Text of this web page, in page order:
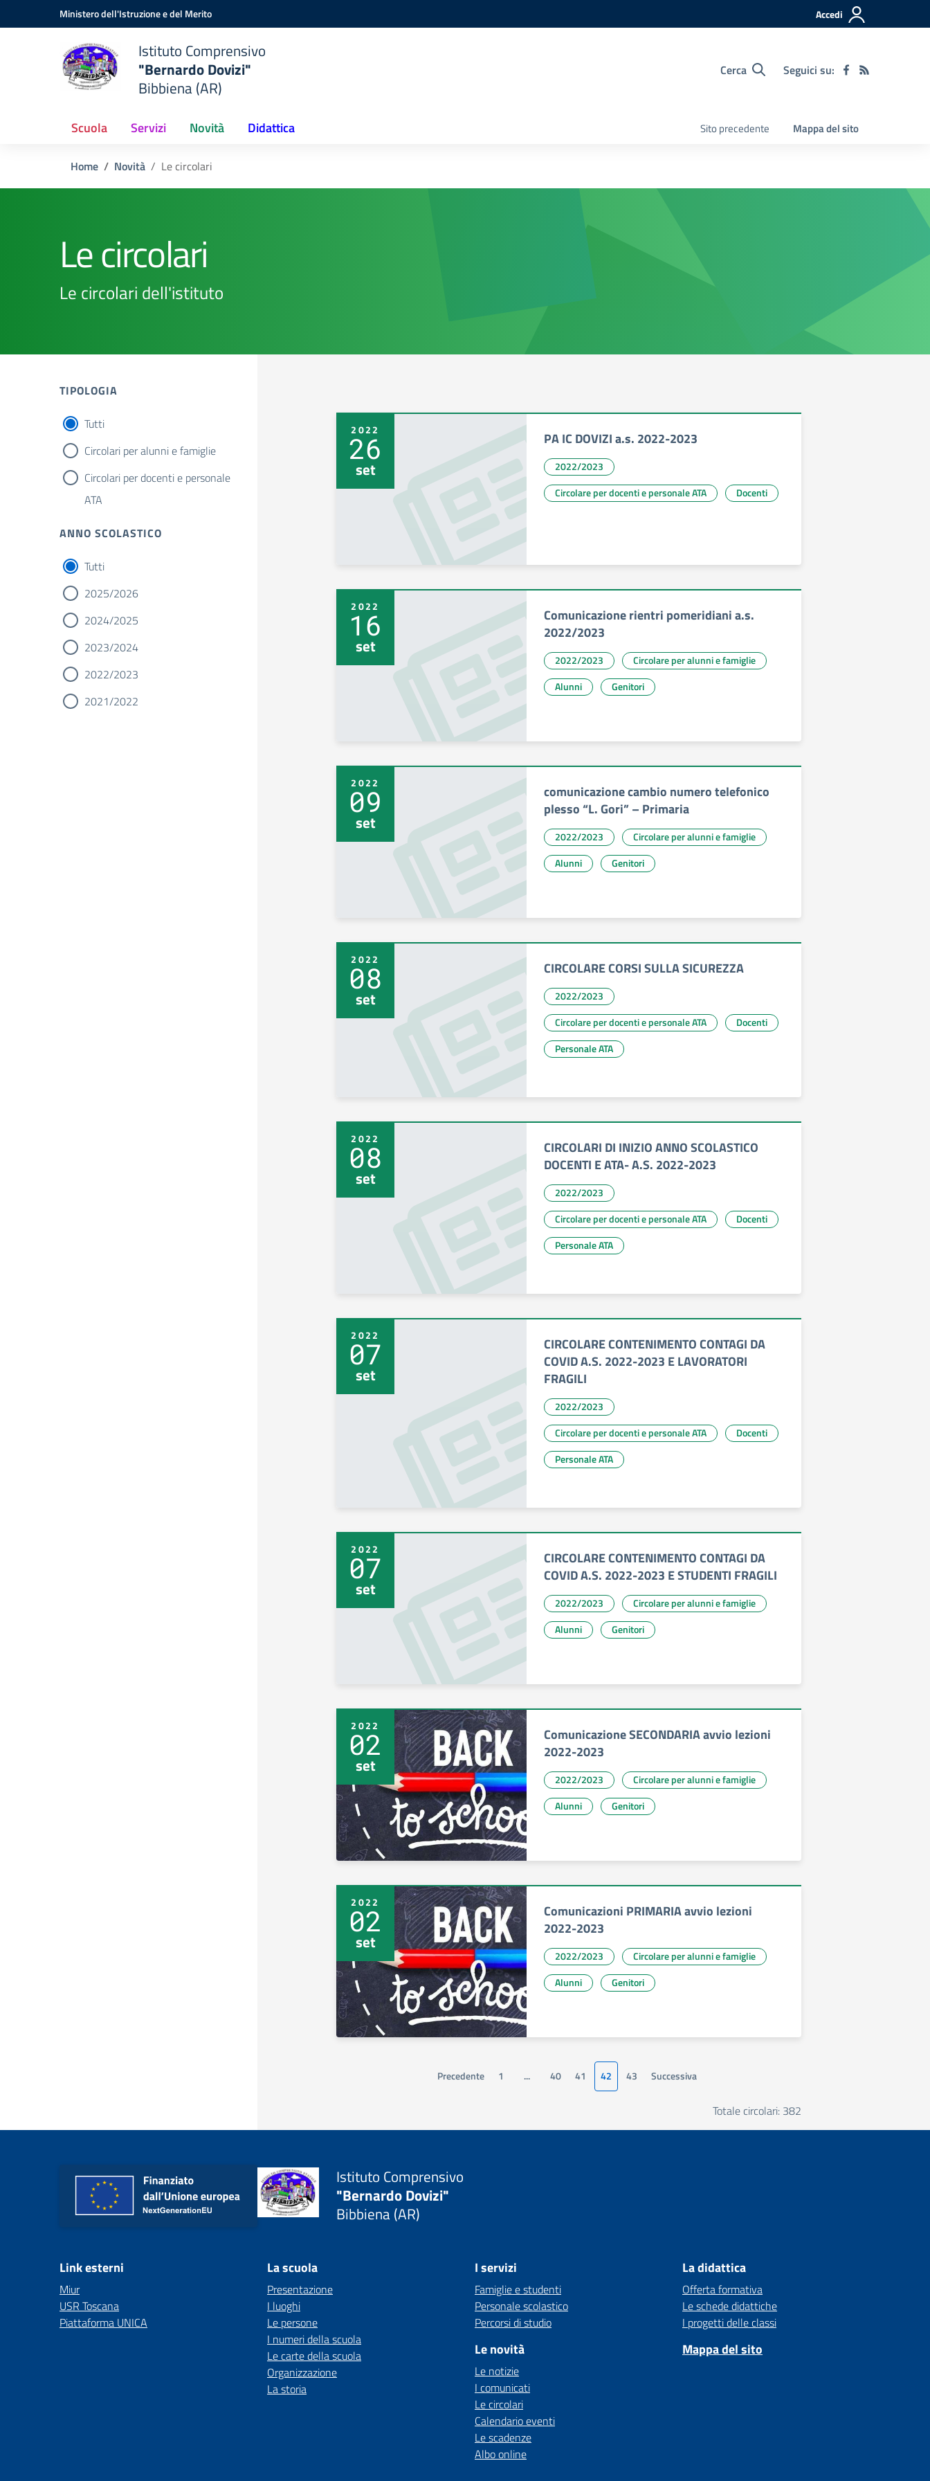
Vai ai contenuti
Vai al menu di navigazioneMinistero dell'Istruzione e del Merito Accedi
Istituto Comprensivo
"Bernardo Dovizi"
Bibbiena (AR)
Cerca Seguici su:
Scuola Servizi Novità Didattica Sito precedente Mappa del sito
Home Novità Le circolari
Le circolari
Le circolari dell'istituto
TIPOLOGIA
Tutti
Circolari per alunni e famiglie
Circolari per docenti e personale
ATA
ANNO SCOLASTICO
Tutti
2025/2026
2024/2025
2023/2024
2022/2023
2021/2022
2022
26
set
PA IC DOVIZI a.s. 2022-2023
2022/2023
Circolare per docenti e personale ATA
Docenti
2022
16
set
Comunicazione rientri pomeridiani a.s.
2022/2023
2022/2023
Circolare per alunni e famiglie
Alunni
Genitori
2022
09
set
comunicazione cambio numero telefonico
plesso “L. Gori” – Primaria
2022/2023
Circolare per alunni e famiglie
Alunni
Genitori
2022
08
set
CIRCOLARE CORSI SULLA SICUREZZA
2022/2023
Circolare per docenti e personale ATA
Docenti
Personale ATA
2022
08
set
CIRCOLARI DI INIZIO ANNO SCOLASTICO
DOCENTI E ATA- A.S. 2022-2023
2022/2023
Circolare per docenti e personale ATA
Docenti
Personale ATA
2022
07
set
CIRCOLARE CONTENIMENTO CONTAGI DA
COVID A.S. 2022-2023 E LAVORATORI
FRAGILI
2022/2023
Circolare per docenti e personale ATA
Docenti
Personale ATA
2022
07
set
CIRCOLARE CONTENIMENTO CONTAGI DA
COVID A.S. 2022-2023 E STUDENTI FRAGILI
2022/2023
Circolare per alunni e famiglie
Alunni
Genitori
2022
02
set
Comunicazione SECONDARIA avvio lezioni
2022-2023
2022/2023
Circolare per alunni e famiglie
Alunni
Genitori
2022
02
set
Comunicazioni PRIMARIA avvio lezioni
2022-2023
2022/2023
Circolare per alunni e famiglie
Alunni
Genitori
Precedente 1 ... 40 41 42 43 Successiva
Totale circolari: 382
Istituto Comprensivo
"Bernardo Dovizi"
Bibbiena (AR)
Link esterni
Miur
USR Toscana
Piattaforma UNICA
La scuola
Presentazione
I luoghi
Le persone
I numeri della scuola
Le carte della scuola
Organizzazione
La storia
I servizi
Famiglie e studenti
Personale scolastico
Percorsi di studio
Le novità
Le notizie
I comunicati
Le circolari
Calendario eventi
Le scadenze
Albo online
La didattica
Offerta formativa
Le schede didattiche
I progetti delle classi
Mappa del sito